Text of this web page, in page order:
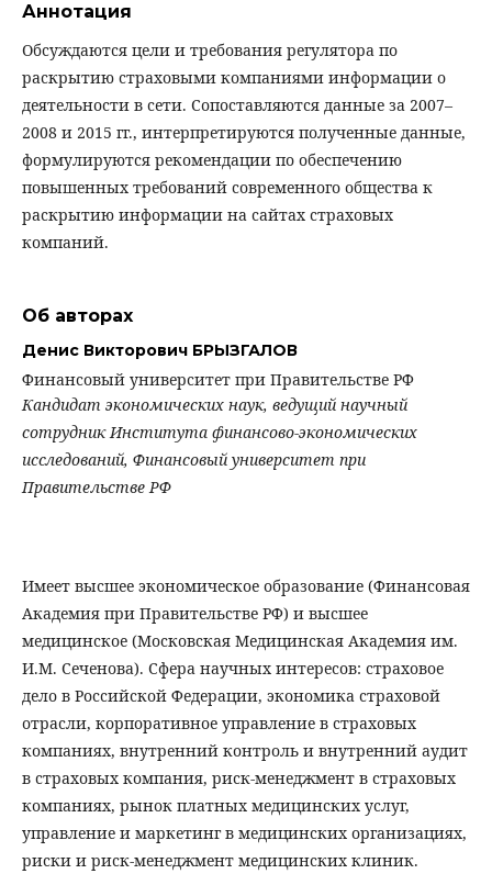
Аннотация
Обсуждаются цели и требования регулятора по
раскрытию страховыми компаниями информации о
деятельности в сети. Сопоставляются данные за 2007–
2008 и 2015 гг., интерпретируются полученные данные,
формулируются рекомендации по обеспечению
повышенных требований современного общества к
раскрытию информации на сайтах страховых
компаний.
Об авторах
Денис Викторович БРЫЗГАЛОВ
Финансовый университет при Правительстве РФ
Кандидат экономических наук, ведущий научный
сотрудник Института финансово-экономических
исследований, Финансовый университет при
Правительстве РФ
Имеет высшее экономическое образование (Финансовая
Академия при Правительстве РФ) и высшее
медицинское (Московская Медицинская Академия им.
И.М. Сеченова). Сфера научных интересов: страховое
дело в Российской Федерации, экономика страховой
отрасли, корпоративное управление в страховых
компаниях, внутренний контроль и внутренний аудит
в страховых компания, риск-менеджмент в страховых
компаниях, рынок платных медицинских услуг,
управление и маркетинг в медицинских организациях,
риски и риск-менеджмент медицинских клиник.